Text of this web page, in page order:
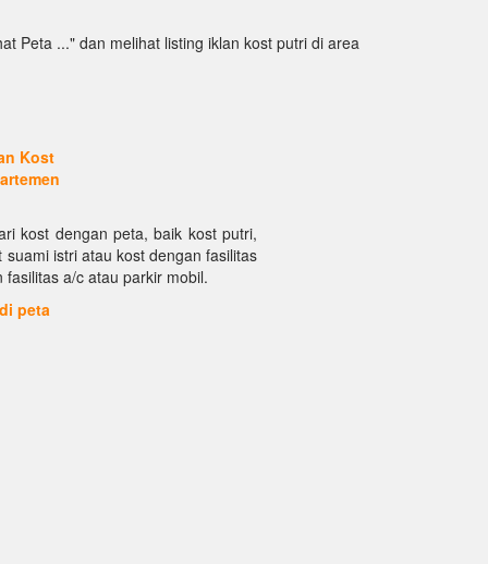
Peta ..." dan melihat listing iklan kost putri di area
Kost
kost dengan peta, baik kost putri,
istri atau kost dengan fasilitas
a/c atau parkir mobil.
peta